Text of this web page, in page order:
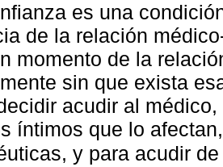
es una
de la relación
momento de la
sin que exista
acudir al
íntimos que lo
y para acudir